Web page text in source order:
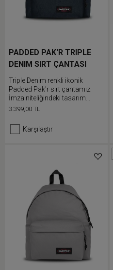
PADDED PAK'R TRIPLE
DENIM SIRT ÇANTASI
Triple Denim renkli ikonik
Padded Pak'r sırt çantamız:
İmza niteliğindeki tasarım
anlayışımızla rahatlık için
3.399,00 TL
Karşılaştır